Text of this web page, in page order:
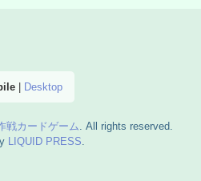
| Desktop
戦カードゲーム
. All rights reserved.
LIQUID PRESS